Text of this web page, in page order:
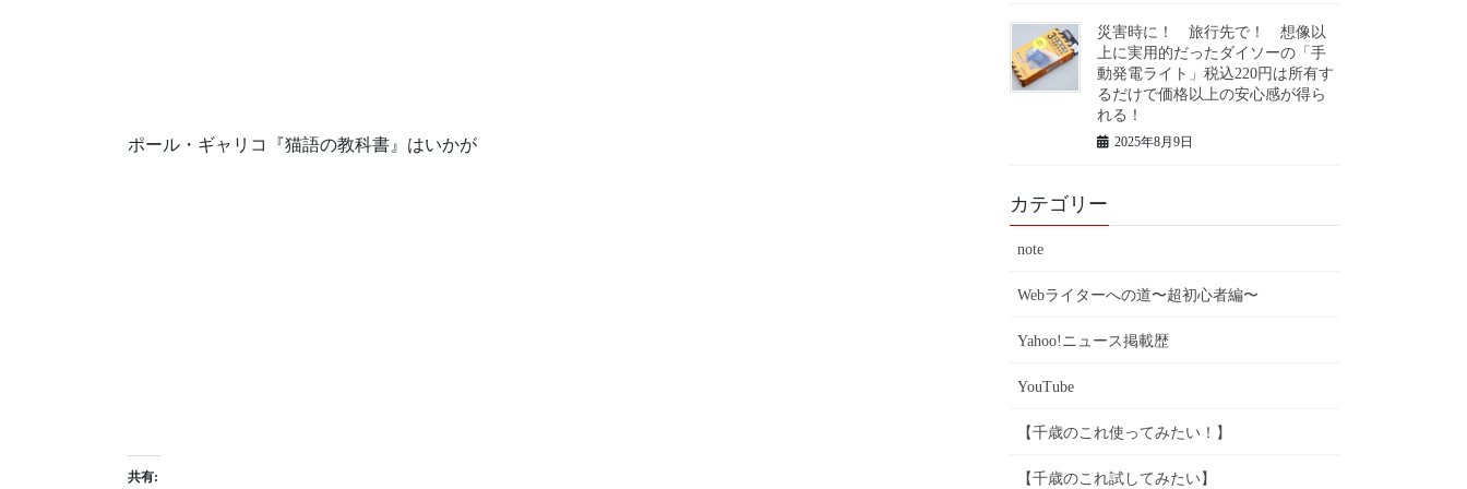
ポール・ギャリコ『猫語の教科書』はいかが
共有:
災害時に！ 旅行先で！ 想像以
上に実用的だったダイソーの「手
動発電ライト」税込220円は所有す
るだけで価格以上の安心感が得ら
れる！
2025年8月9日
カテゴリー
note
Webライターへの道〜超初心者編〜
Yahoo!ニュース掲載歴
YouTube
【千歳のこれ使ってみたい！】
【千歳のこれ試してみたい】